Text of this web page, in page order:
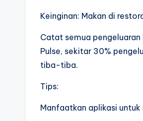
Keinginan: Makan di
Catat semua
Pulse, sekitar 30%
tiba-tiba.
Tips:
Manfaatkan aplikasi